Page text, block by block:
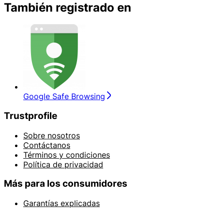
También registrado en
Google Safe Browsing
Trustprofile
Sobre nosotros
Contáctanos
Términos y condiciones
Política de privacidad
Más para los consumidores
Garantías explicadas